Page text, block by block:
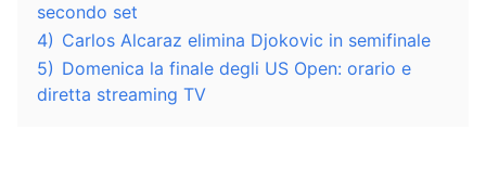
secondo set
4) Carlos Alcaraz elimina Djokovic in semifinale
5) Domenica la finale degli US Open: orario e
diretta streaming TV